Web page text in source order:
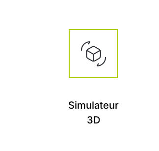
Simulateur
3D